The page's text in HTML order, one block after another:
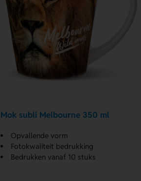
Mok subli Melbourne 350 ml
Opvallende vorm
Fotokwaliteit bedrukking
Bedrukken vanaf 10 stuks